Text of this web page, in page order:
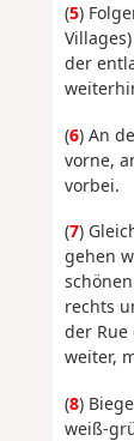
(5)
der
(6) An
vorne,
vorbei.
(7)
gehen
rechts
der Rue
weiter,
(8)
weiß-